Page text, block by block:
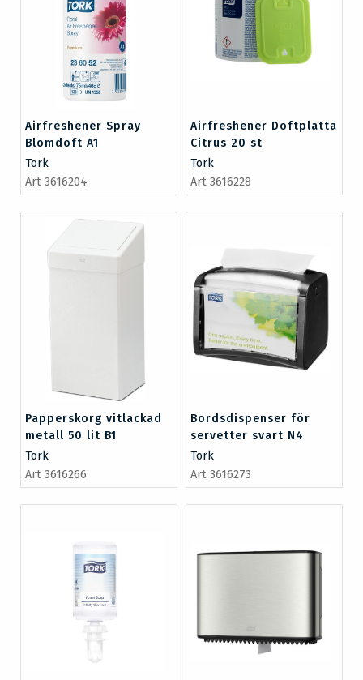
Airfreshener Spray
Blomdoft A1
Tork
Art 3616204
Airfreshener Doftplatta
Citrus 20 st
Tork
Art 3616228
Papperskorg vitlackad
metall 50 lit B1
Tork
Art 3616266
Bordsdispenser för
servetter svart N4
Tork
Art 3616273